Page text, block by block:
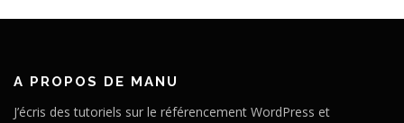
A PROPOS DE MANU
J’écris des tutoriels sur le référencement WordPress et